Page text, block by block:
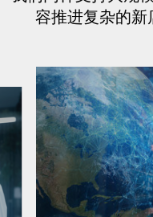
容推进复杂的新